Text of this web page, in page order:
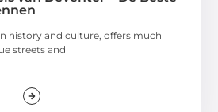
history and culture, offers much
streets and